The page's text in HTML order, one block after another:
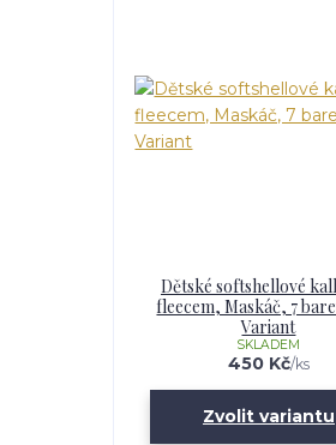
Dětské softshellové
fleecem, Maskáč, 7
Variant
450 Kč/ks
SKLADEM
Zvolit variantu